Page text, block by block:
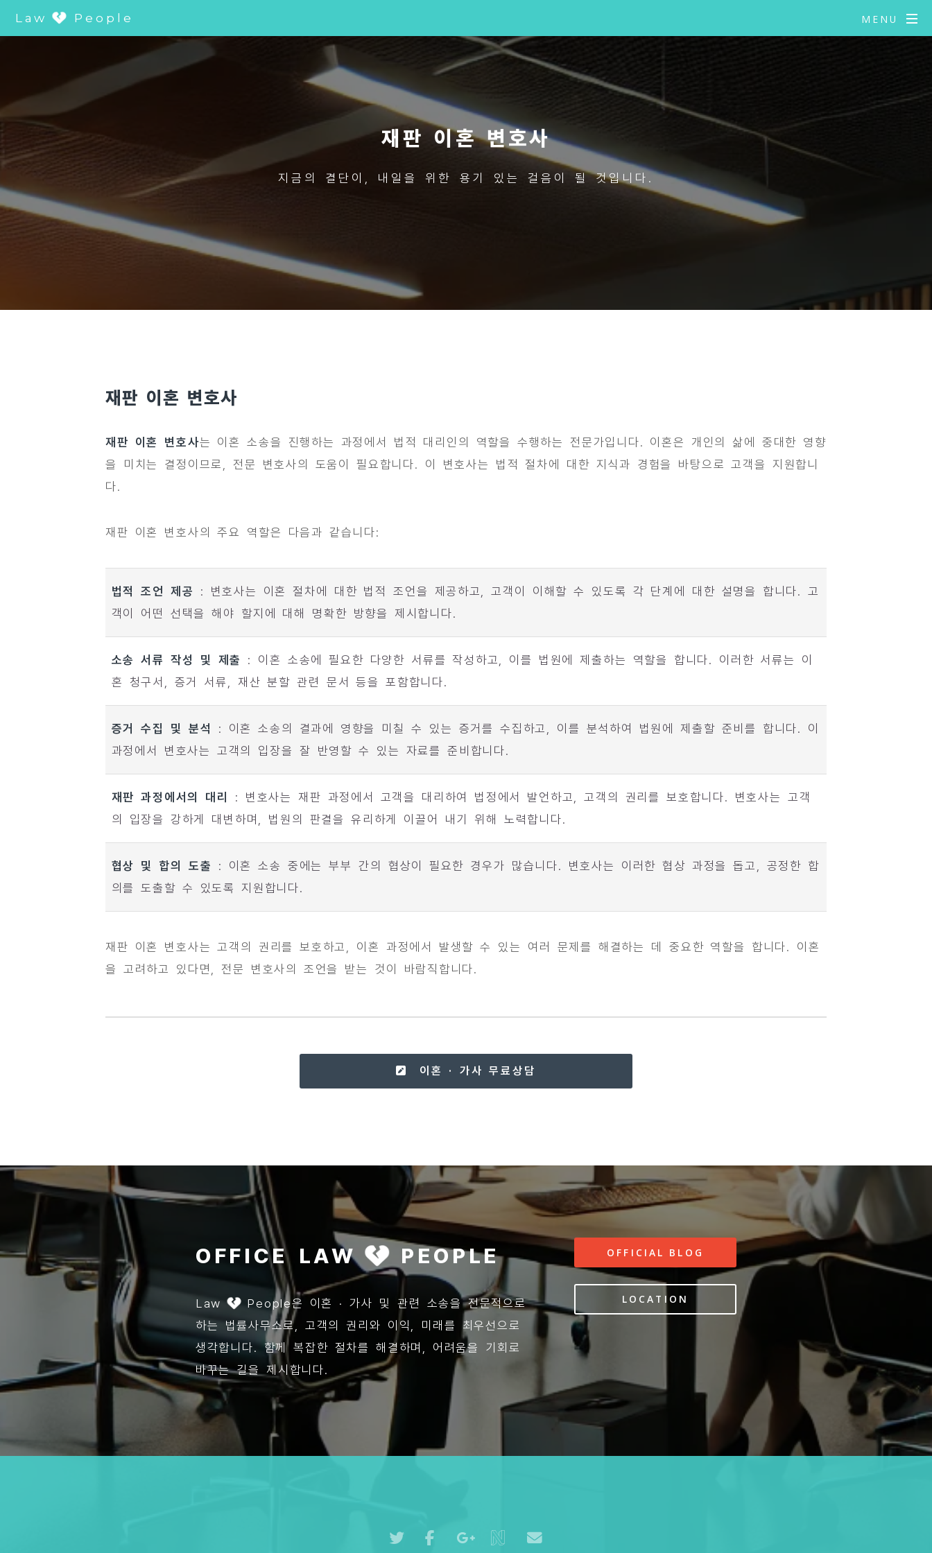
Law People MENU
재판 이혼 변호사
지금의 결단이, 내일을 위한 용기 있는 걸음이 될 것입니다.
재판 이혼 변호사
재판 이혼 변호사는 이혼 소송을 진행하는 과정에서 법적 대리인의 역할을 수행하는 전문가입니다. 이혼은 개인의 삶에 중대한 영향
을 미치는 결정이므로, 전문 변호사의 도움이 필요합니다. 이 변호사는 법적 절차에 대한 지식과 경험을 바탕으로 고객을 지원합니
다.
재판 이혼 변호사의 주요 역할은 다음과 같습니다:
법적 조언 제공
: 변호사는 이혼 절차에 대한 법적 조언을 제공하고, 고객이 이해할 수 있도록 각 단계에 대한 설명을 합니다. 고
객이 어떤 선택을 해야 할지에 대해 명확한 방향을 제시합니다.
소송 서류 작성 및 제출
: 이혼 소송에 필요한 다양한 서류를 작성하고, 이를 법원에 제출하는 역할을 합니다. 이러한 서류는 이
혼 청구서, 증거 서류, 재산 분할 관련 문서 등을 포함합니다.
증거 수집 및 분석
: 이혼 소송의 결과에 영향을 미칠 수 있는 증거를 수집하고, 이를 분석하여 법원에 제출할 준비를 합니다. 이
과정에서 변호사는 고객의 입장을 잘 반영할 수 있는 자료를 준비합니다.
재판 과정에서의 대리
: 변호사는 재판 과정에서 고객을 대리하여 법정에서 발언하고, 고객의 권리를 보호합니다. 변호사는 고객
의 입장을 강하게 대변하며, 법원의 판결을 유리하게 이끌어 내기 위해 노력합니다.
협상 및 합의 도출
: 이혼 소송 중에는 부부 간의 협상이 필요한 경우가 많습니다. 변호사는 이러한 협상 과정을 돕고, 공정한 합
의를 도출할 수 있도록 지원합니다.
재판 이혼 변호사는 고객의 권리를 보호하고, 이혼 과정에서 발생할 수 있는 여러 문제를 해결하는 데 중요한 역할을 합니다. 이혼
을 고려하고 있다면, 전문 변호사의 조언을 받는 것이 바람직합니다.
이혼 · 가사 무료상담
OFFICE LAW PEOPLE
Law
People은 이혼 · 가사 및 관련 소송을 전문적으로
하는 법률사무소로, 고객의 권리와 이익, 미래를 최우선으로
생각합니다. 함께 복잡한 절차를 해결하며, 어려움을 기회로
바꾸는 길을 제시합니다.
OFFICIAL BLOG
LOCATION